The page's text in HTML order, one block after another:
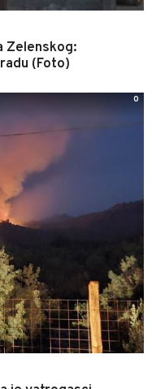
Zelenskog:
(Foto)
0